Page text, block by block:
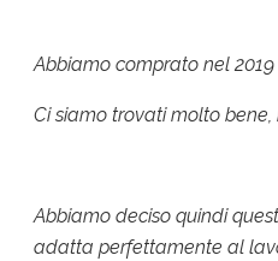
Abbiamo comprato nel
Ci siamo trovati molto
Abbiamo deciso quindi
adatta perfettamente al